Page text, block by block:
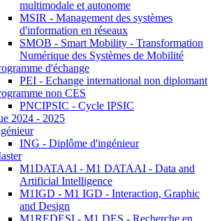
multimodale et autonome
MSIR - Management des systèmes
d'information en réseaux
SMOB - Smart Mobility - Transformation
Numérique des Systèmes de Mobilité
d'échange
PEI - Echange international non diplomant
non CES
PNCIPSIC - Cycle IPSIC
2024 - 2025
ING - Diplôme d'ingénieur
M1DATAAI - M1 DATAAI - Data and
Artificial Intelligence
M1IGD - M1 IGD - Interaction, Graphic
and Design
M1REDESI - M1 DES - Recherche en